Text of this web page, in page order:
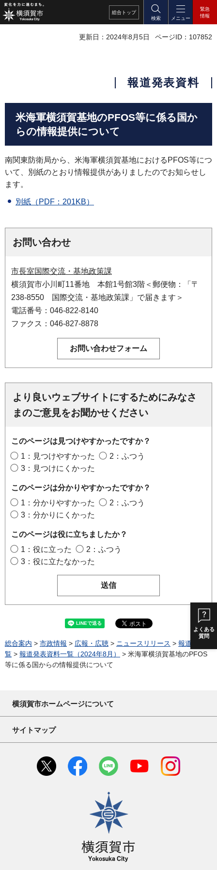
総合 トップ
検索
メニュー
緊急
情報
よくある
質問
更新日：2024年8月5日 ページID：107852
報道発表資料
米海軍横須賀基地のPFOS等に係る国か
らの情報提供について
南関東防衛局から、米海軍横須賀基地におけるPFOS等につ
いて、別紙のとおり情報提供がありましたのでお知らせし
ます。
別紙（PDF：201KB）
お問い合わせ
市長室国際交流・基地政策課
横須賀市小川町11番地 本館1号館3階＜郵便物：「〒
238-8550 国際交流・基地政策課」で届きます＞
電話番号：046-822-8140
ファクス：046-827-8878
より良いウェブサイトにするためにみなさ
まのご意見をお聞かせください
このページは見つけやすかったですか？
1：見つけやすかった
2：ふつう
3：見つけにくかった
このページは分かりやすかったですか？
1：分かりやすかった
2：ふつう
3：分かりにくかった
このページは役に立ちましたか？
1：役に立った
2：ふつう
3：役に立たなかった
総合案内 > 市政情報 > 広報・広聴 > ニュースリリース > 報道発表一
覧 > 報道発表資料一覧（2024年8月）
> 米海軍横須賀基地のPFOS
等に係る国からの情報提供について
横須賀市ホームページについて
サイトマップ
横須賀市